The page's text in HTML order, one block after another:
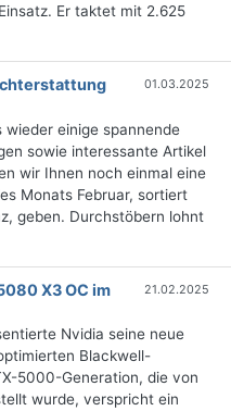
Er taktet mit 2.625
01.03.2025
einige spannende
sowie interessante Artikel
wir Ihnen noch einmal eine
Monats Februar, sortiert
geben. Durchstöbern lohnt
X3 OC im
21.02.2025
Nvidia seine neue
Blackwell-
5000-Generation, die von
wurde, verspricht ein